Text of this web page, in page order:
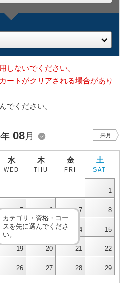
しないでください。
ートがクリアされる場合があり
でください。
年 08月 来月
水
WED
木
THU
金
FRI
土
SAT
1
5 6 7 8
12 13 14 15
19 20 21 22
26 27 28 29
カテゴリ・資格・コー
スを先に選んでくださ
い。